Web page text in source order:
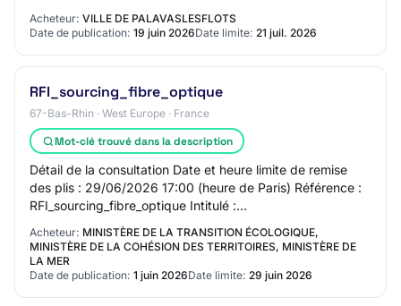
Acheteur: VILLE DE PALAVASLESFLOTS
Date de publication: 19 juin 2026Date limite: 21 juil. 2026
RFI_sourcing_fibre_optique
67-Bas-Rhin · West Europe · France
Mot-clé trouvé dans la description
Détail de la consultation Date et heure limite de remise
des plis : 29/06/2026 17:00 (heure de Paris) Référence :
RFI_sourcing_fibre_optique Intitulé :
RFI_sourcing_fibre_optique Objet : Dans la pers…
Acheteur: MINISTÈRE DE LA TRANSITION ÉCOLOGIQUE,
MINISTÈRE DE LA COHÉSION DES TERRITOIRES, MINISTÈRE DE
LA MER
Date de publication: 1 juin 2026Date limite: 29 juin 2026